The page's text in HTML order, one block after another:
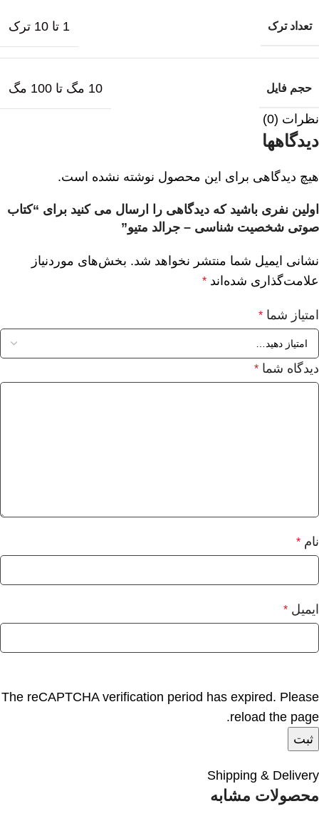
تعداد ترک 1 تا 10 ترک
حجم فایل 10 مگ تا 100 مگ
نظرات (0)
دیدگاهها
هیچ دیدگاهی برای این محصول نوشته نشده است.
اولین نفری باشید که دیدگاهی را ارسال می کنید برای “کتاب
صوتی شخصیت شناسی – جرالد متیو”
نشانی ایمیل شما منتشر نخواهد شد. بخش‌های موردنیاز
علامت‌گذاری شده‌اند *
امتیاز شما *
دیدگاه شما *
نام *
ایمیل *
The reCAPTCHA verification period has expired. Please
reload the page.
Shipping & Delivery
محصولات مشابه